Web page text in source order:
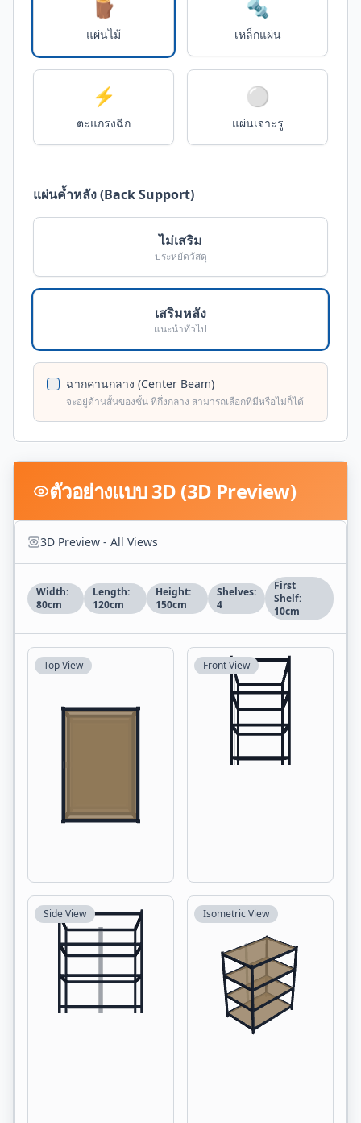
🪵
แผ่นไม้
🔩
เหล็กแผ่น
⚡
ตะแกรงฉีก
⚪
แผ่นเจาะรู
แผ่นค้ำหลัง (Back Support)
ไม่เสริม
ประหยัดวัสดุ
เสริมหลัง
แนะนำทั่วไป
ฉากคานกลาง (Center Beam)
จะอยู่ด้านสั้นของชั้น ที่กึ่งกลาง สามารถเลือกที่มีหรือไม่ก็ได้
ตัวอย่างแบบ 3D (3D Preview)
3D Preview - All Views
Width:
80cm
Length:
120cm
Height:
150cm
Shelves:
4
First
Shelf:
10cm
Top View Front View
Side View Isometric View